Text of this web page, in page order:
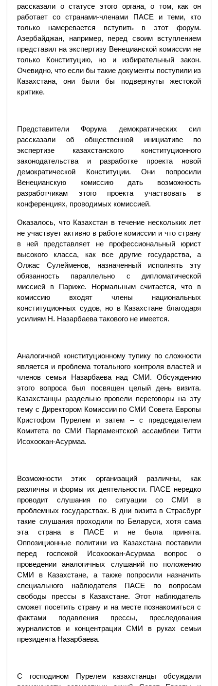
рассказали о статусе этого органа, о том, как он
работает со странами-членами ПАСЕ и теми, кто
только намеревается вступить в этот форум.
Азербайджан, например, перед своим вступлением
представил на экспертизу Венецианской комиссии не
только Конституцию, но и избирательный закон.
Очевидно, что если бы такие документы поступили из
Казахстана, они были бы подвергнуты жестокой
критике.
Представители Форума демократических сил
рассказали об общественной инициативе по
экспертизе казахстанского конституционного
законодательства и разработке проекта новой
демократической Конституции. Они попросили
Венецианскую комиссию дать возможность
разработчикам этого проекта участвовать в
конференциях, проводимых комиссией.
Оказалось, что Казахстан в течение нескольких лет
не участвует активно в работе комиссии и что страну
в ней представляет не профессиональный юрист
высокого класса, как все другие государства, а
Олжас Сулейменов, назначенный исполнять эту
обязанность параллельно с дипломатической
миссией в Париже. Нормальным считается, что в
комиссию входят члены национальных
конституционных судов, но в Казахстане благодаря
усилиям Н. Назарбаева такового не имеется.
Аналогичной конституционному тупику по сложности
является и проблема тотального контроля властей и
членов семьи Назарбаева над СМИ. Обсуждению
этого вопроса был посвящен целый день визита.
Казахстанцы раздельно провели переговоры на эту
тему с Директором Комиссии по СМИ Совета Европы
Кристофом Пурелем и затем – с председателем
Комитета по СМИ Парламентской ассамблеи Титти
Исохоокан-Асурмаа.
Возможности этих организаций различны, как
различны и формы их деятельности. ПАСЕ нередко
проводит слушания по ситуации со СМИ в
проблемных государствах. В дни визита в Страсбург
такие слушания проходили по Беларуси, хотя сама
эта страна в ПАСЕ и не была принята.
Оппозиционные политики из Казахстана поставили
перед госпожой Исохоокан-Асурмаа вопрос о
проведении аналогичных слушаний по положению
СМИ в Казахстане, а также попросили назначить
специального наблюдателя ПАСЕ по вопросам
свободы прессы в Казахстане. Этот наблюдатель
сможет посетить страну и на месте познакомиться с
фактами подавления прессы, преследования
журналистов и концентрации СМИ в руках семьи
президента Назарбаева.
С господином Пурелем казахстанцы обсуждали